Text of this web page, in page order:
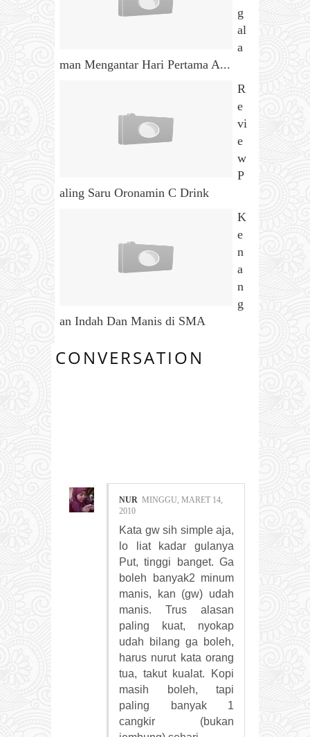
g
al
a
man Mengantar Hari Pertama A...
R
e
vi
e
w
P
aling Saru Oronamin C Drink
K
e
n
a
n
g
an Indah Dan Manis di SMA
CONVERSATION
NUR MINGGU, MARET 14,
2010
Kata gw sih simple aja,
lo liat kadar gulanya
Put, tinggi banget. Ga
boleh banyak2 minum
manis, kan (gw) udah
manis. Trus alasan
paling kuat, nyokap
udah bilang ga boleh,
harus nurut kata orang
tua, takut kualat. Kopi
masih boleh, tapi
paling banyak 1
cangkir (bukan